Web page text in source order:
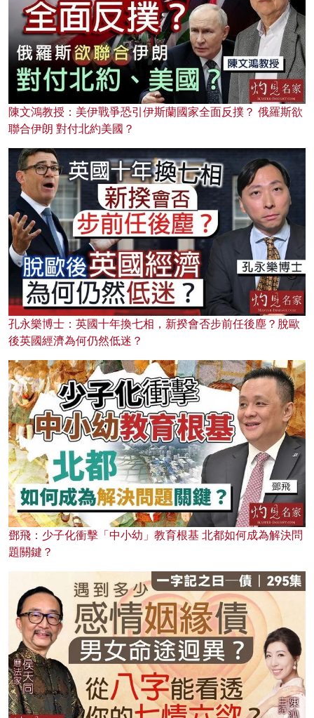
陳文鴻教授：美伊戰爭恐引伊斯蘭國家全面反撲？ 俄羅斯欲
聯合伊朗 對付北約美國？
孔永樂博士：英國十年換七相，新揆會否步前任後塵？脫歐
後英國經濟為何仍然低迷？
鄧飛：少子化衝擊「中小幼」教育根基 北都如何成為解決問
題關鍵？